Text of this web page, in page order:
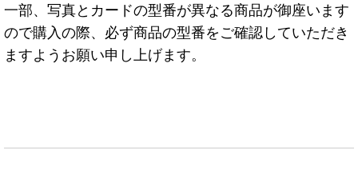
一部、写真とカードの型番が異なる商品が御座います
ので購入の際、必ず商品の型番をご確認していただき
ますようお願い申し上げます。